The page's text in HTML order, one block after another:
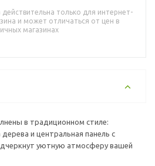
действительна только для интернет-
и может отличаться от цен в
магазинах
в традиционном стиле:
и центральная панель с
уютную атмосферу вашей